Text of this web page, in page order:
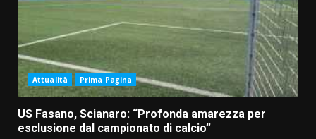
Attualità Prima Pagina
US Fasano, Scianaro: “Profonda amarezza per
esclusione dal campionato di calcio”